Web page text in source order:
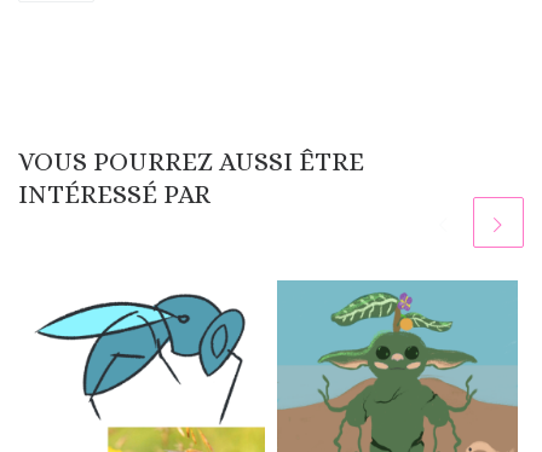
VOUS POURREZ AUSSI ÊTRE
INTÉRESSÉ PAR